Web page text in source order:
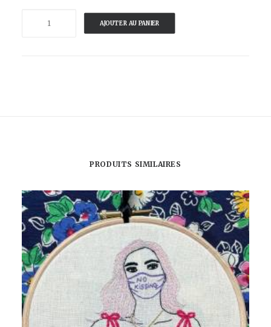
AJOUTER AU PANIER
PRODUITS SIMILAIRES